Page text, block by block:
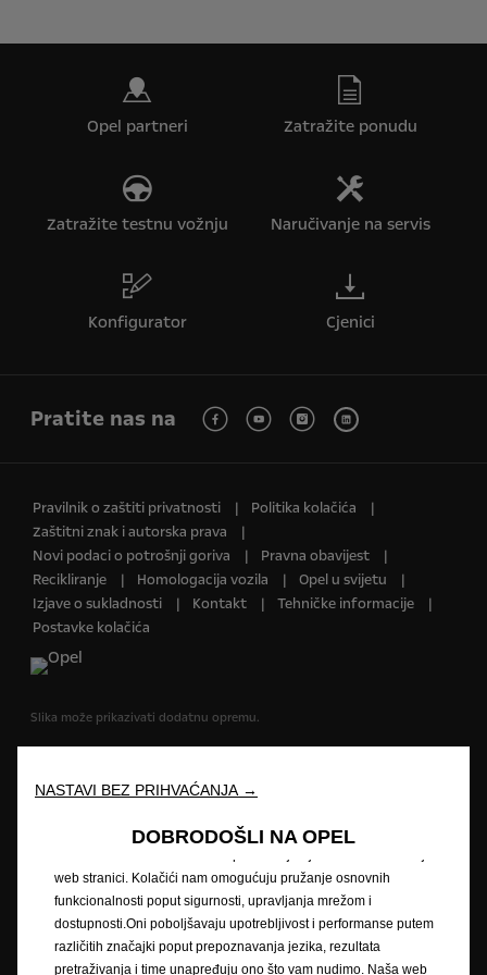
Opel partneri Zatražite ponudu
Zatražite testnu vožnju Naručivanje na servis
Konfigurator Cjenici
Pratite nas na
Pravilnik o zaštiti privatnosti
Politika kolačića
Zaštitni znak i autorska prava
Novi podaci o potrošnji goriva
Pravna obavijest
Recikliranje
Homologacija vozila
Opel u svijetu
Izjave o sukladnosti
Kontakt
Tehničke informacije
Postavke kolačića
Slika može prikazivati dodatnu opremu.
PDV i posebni porez (trošarinu) kod vozila koja su u obvezi plaćanja
Vam dati točne informacije. Podaci su informativni. AW OPL Distribution
Kft. sa svojom tvrtkom-kćeri AW CRO Distribution d.o.o. i ovlašteni Opel
partneri ne snosi nikakvu odgovornost.
Opisi i ilustracije značajki mogu se odnositi na ili prikazivati dodatnu
opremu koja nije uključena u standardnu isporuku. Sadržani podaci bili
su točni u vrijeme objavljivanja. Pridržavamo pravo na izmjene u dizajnu i
NASTAVI BEZ PRIHVAĆANJA →
DOBRODOŠLI NA OPEL
web stranici. Kolačići nam omogućuju pružanje osnovnih
funkcionalnosti poput sigurnosti, upravljanja mrežom i
dostupnosti.Oni poboljšavaju upotrebljivost i performanse putem
različitih značajki poput prepoznavanja jezika, rezultata
pretraživanja i time unapređuju ono što vam nudimo. Naša web